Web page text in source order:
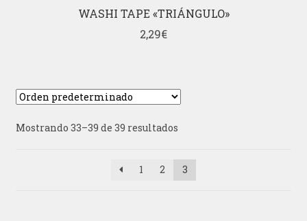
WASHI TAPE «TRIÁNGULO»
2,29€
Mostrando 33–39 de 39 resultados
1 2 3